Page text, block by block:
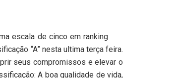
escala de cinco em ranking
“A” nesta ultima terça feira.
seus compromissos e elevar o
A boa qualidade de vida,